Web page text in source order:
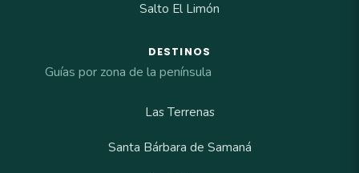
Salto El Limón
DESTINOS
Guías por zona de la península
Las Terrenas
Santa Bárbara de Samaná